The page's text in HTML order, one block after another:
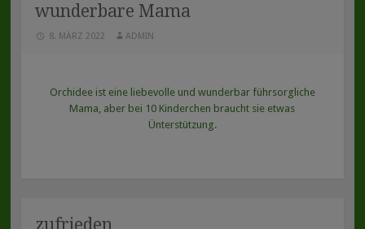
wunderbare Mama
8. MÄRZ 2022 ADMIN
Orchidee ist eine liebevolle und wunderbar führsorgliche
Mama, aber bei 10 Kinderchen braucht sie etwas
Ünterstützung.
zufrieden